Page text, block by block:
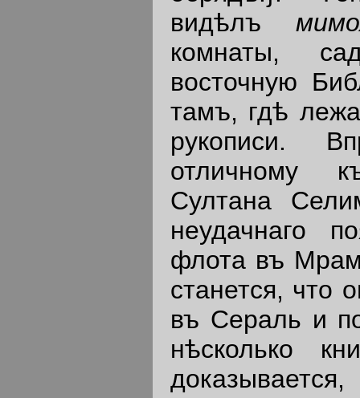
видѣлъ
комнаты,
восточную
тамъ, гдѣ
рукописи.
отличному
Султана
неудачнаго
флота въ
станется, что
въ Сераль и
нѣсколько